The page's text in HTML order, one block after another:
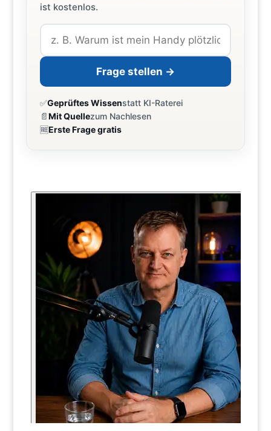
ist kostenlos.
Frage stellen →
✅Geprüftes Wissenstatt KI-Raterei
📄Mit Quellezum Nachlesen
🆓Erste Frage gratis